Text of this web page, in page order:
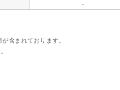
-
含まれております。